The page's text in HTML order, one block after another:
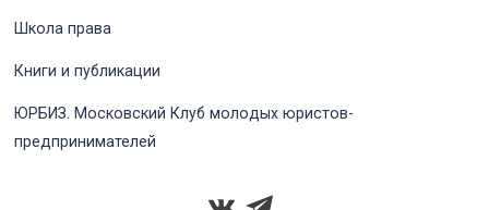
Школа права
Книги и публикации
ЮРБИЗ. Московский Клуб молодых юристов-
предпринимателей